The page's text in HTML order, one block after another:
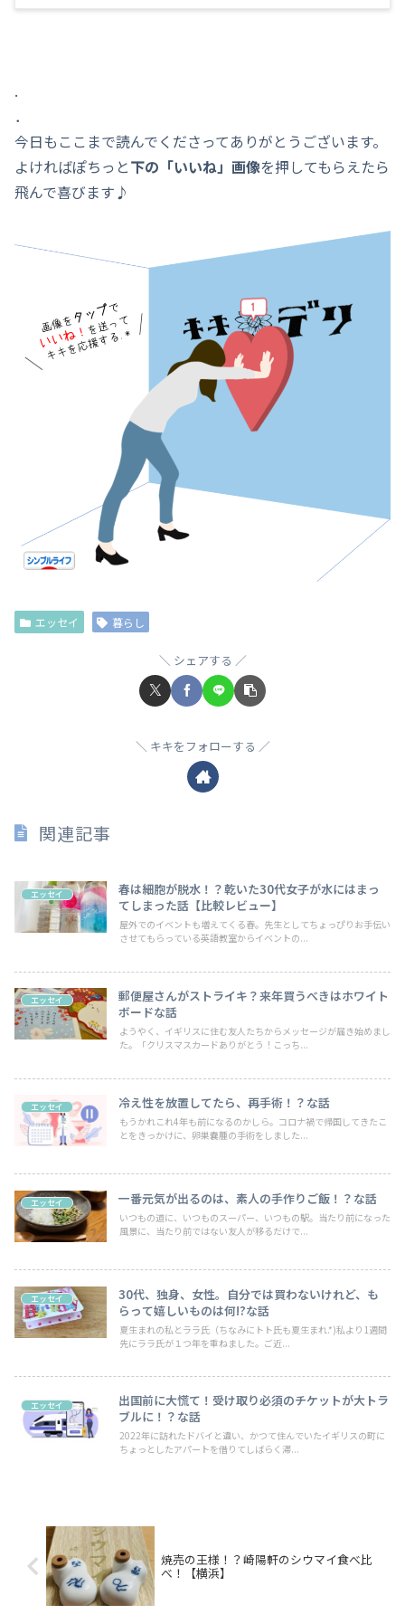
.
．
今日もここまで読んでくださってありがとうございます。
よければぽちっと下の「いいね」画像を押してもらえたら
飛んで喜びます♪
エッセイ 暮らし
シェアする
キキをフォローする
関連記事
エッセイ
春は細胞が脱水！？乾いた30代女子が水にはまっ
てしまった話【比較レビュー】
屋外でのイベントも増えてくる春。先生としてちょっぴりお手伝い
させてもらっている英語教室からイベントの...
エッセイ
郵便屋さんがストライキ？来年買うべきはホワイト
ボードな話
ようやく、イギリスに住む友人たちからメッセージが届き始めまし
た。「クリスマスカードありがとう！こっち...
エッセイ 冷え性を放置してたら、再手術！？な話
もうかれこれ4年も前になるのかしら。コロナ禍で帰国してきたこ
とをきっかけに、卵巣嚢腫の手術をしました...
エッセイ 一番元気が出るのは、素人の手作りご飯！？な話
いつもの道に、いつものスーパー、いつもの駅。当たり前になった
風景に、当たり前ではない友人が移るだけで...
エッセイ
30代、独身、女性。自分では買わないけれど、も
らって嬉しいものは何!?な話
夏生まれの私とララ氏（ちなみにトト氏も夏生まれ.*)私より1週間
先にララ氏が１つ年を重ねました。ご近...
エッセイ
出国前に大慌て！受け取り必須のチケットが大トラ
ブルに！？な話
2022年に訪れたドバイと違い、かつて住んでいたイギリスの町に
ちょっとしたアパートを借りてしばらく滞...
焼売の王様！？崎陽軒のシウマイ食べ比
べ！【横浜】